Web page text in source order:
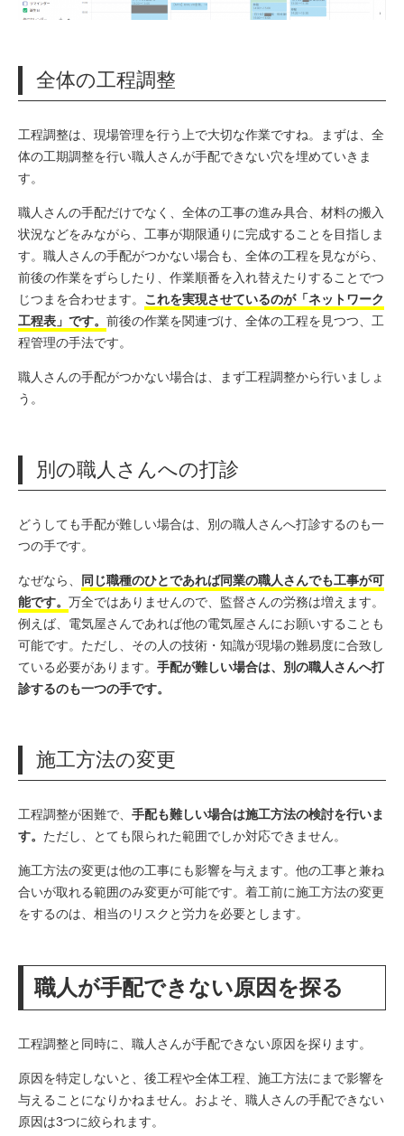
全体の工程調整
工程調整は、現場管理を行う上で大切な作業ですね。まずは、全
体の工期調整を行い職人さんが手配できない穴を埋めていきま
す。
職人さんの手配だけでなく、全体の工事の進み具合、材料の搬入
状況などをみながら、工事が期限通りに完成することを目指しま
す。職人さんの手配がつかない場合も、全体の工程を見ながら、
前後の作業をずらしたり、作業順番を入れ替えたりすることでつ
じつまを合わせます。 これを実現させているのが「ネットワーク
工程表」です。 前後の作業を関連づけ、全体の工程を見つつ、工
程管理の手法です。
職人さんの手配がつかない場合は、まず工程調整から行いましょ
う。
別の職人さんへの打診
どうしても手配が難しい場合は、別の職人さんへ打診するのも一
つの手です。
なぜなら、
同じ職種のひとであれば同業の職人さんでも工事が可
能です。 万全ではありませんので、監督さんの労務は増えます。
例えば、電気屋さんであれば他の電気屋さんにお願いすることも
可能です。ただし、その人の技術・知識が現場の難易度に合致し
ている必要があります。 手配が難しい場合は、別の職人さんへ打
診するのも一つの手です。
施工方法の変更
工程調整が困難で、 手配も難しい場合は施工方法の検討を行いま
す。 ただし、とても限られた範囲でしか対応できません。
施工方法の変更は他の工事にも影響を与えます。他の工事と兼ね
合いが取れる範囲のみ変更が可能です。 着工前に施工方法の変更
をするのは、相当のリスクと労力を必要とします。
職人が手配できない原因を探る
工程調整と同時に、職人さんが手配できない原因を探ります。
原因を特定しないと、後工程や全体工程、施工方法にまで影響を
与えることになりかねません。およそ、職人さんの手配できない
原因は3つに絞られます。